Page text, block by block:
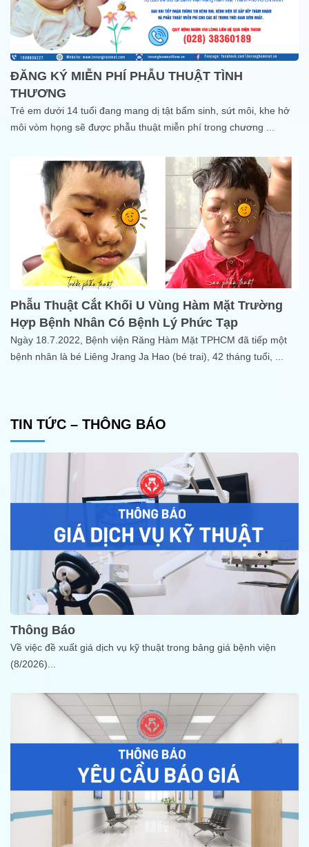
ĐĂNG KÝ MIỄN PHÍ PHẪU THUẬT TÌNH
THƯƠNG
Trẻ em dưới 14 tuổi đang mang dị tật bẩm sinh, sứt môi, khe hở
môi vòm họng sẽ được phẫu thuật miễn phí trong chương
Phẫu Thuật Cắt Khối U Vùng Hàm Mặt Trường
Hợp Bệnh Nhân Có Bệnh Lý Phức Tạp
Ngày 18.7.2022, Bệnh viện Răng Hàm Mặt TPHCM đã tiếp một
bệnh nhân là bé Liêng Jrang Ja Hao (bé trai), 42 tháng tuổi,
TIN TỨC – THÔNG BÁO
Thông Báo
Về việc đề xuất giá dịch vụ kỹ thuật trong bảng giá bệnh viện
(8/2026)